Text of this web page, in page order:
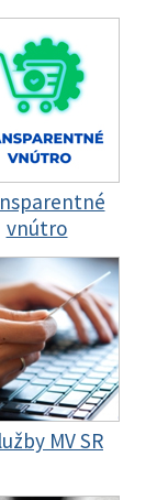
vnútro
MV SR